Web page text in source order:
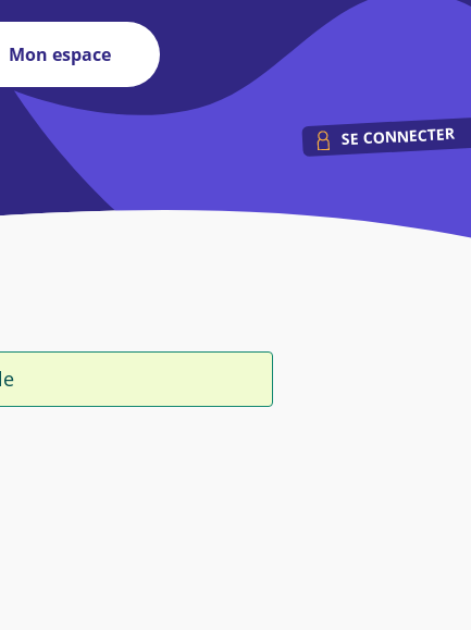
Mon espace
SE CONNECTER